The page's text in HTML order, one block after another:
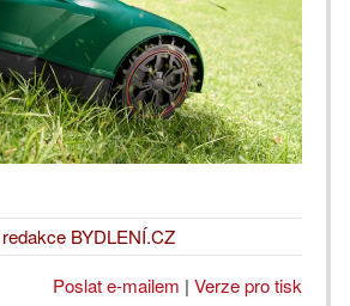
BYDLENÍ.CZ
Poslat e-mailem | Verze pro tisk